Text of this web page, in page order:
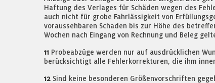
Haftung des Verlages für Schäden wegen des
auch nicht für grobe Fahrlässigkeit von
voraussehbaren Schaden bis zur Höhe des
Wochen nach Eingang von Rechnung und Beleg
11 Probeabzüge werden nur auf ausdrücklichen
berücksichtigt alle Fehlerkorrekturen, die ihm
12 Sind keine besonderen Größenvorschriften